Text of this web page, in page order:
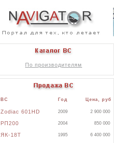
По производителям
ВС Год Цена, руб
Zodiac 601HD 2009 2 900 000
РП200 2004 850 000
ЯК-18Т 1995 6 400 000